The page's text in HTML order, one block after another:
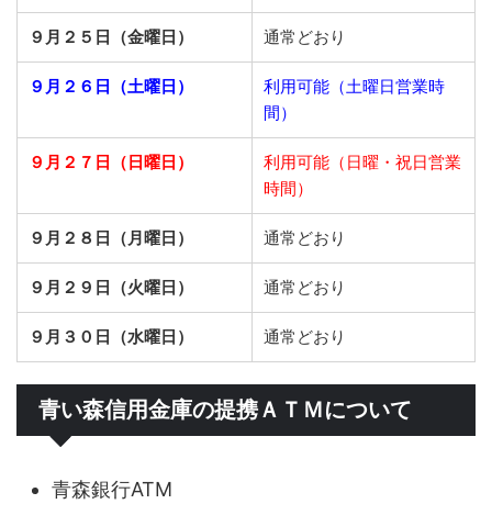
９月２５日（金曜日） 通常どおり
９月２６日（土曜日）
利用可能（土曜日営業時
間）
９月２７日（日曜日）
利用可能（日曜・祝日営業
時間）
９月２８日（月曜日） 通常どおり
９月２９日（火曜日） 通常どおり
９月３０日（水曜日） 通常どおり
青い森信用金庫の提携ＡＴＭについて
青森銀行ATM